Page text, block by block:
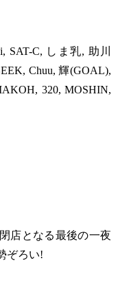
SAT-C, しま乳, 助川
Chuu, 輝(GOAL),
320, MOSHIN,
店となる最後の一夜
ぞろい!